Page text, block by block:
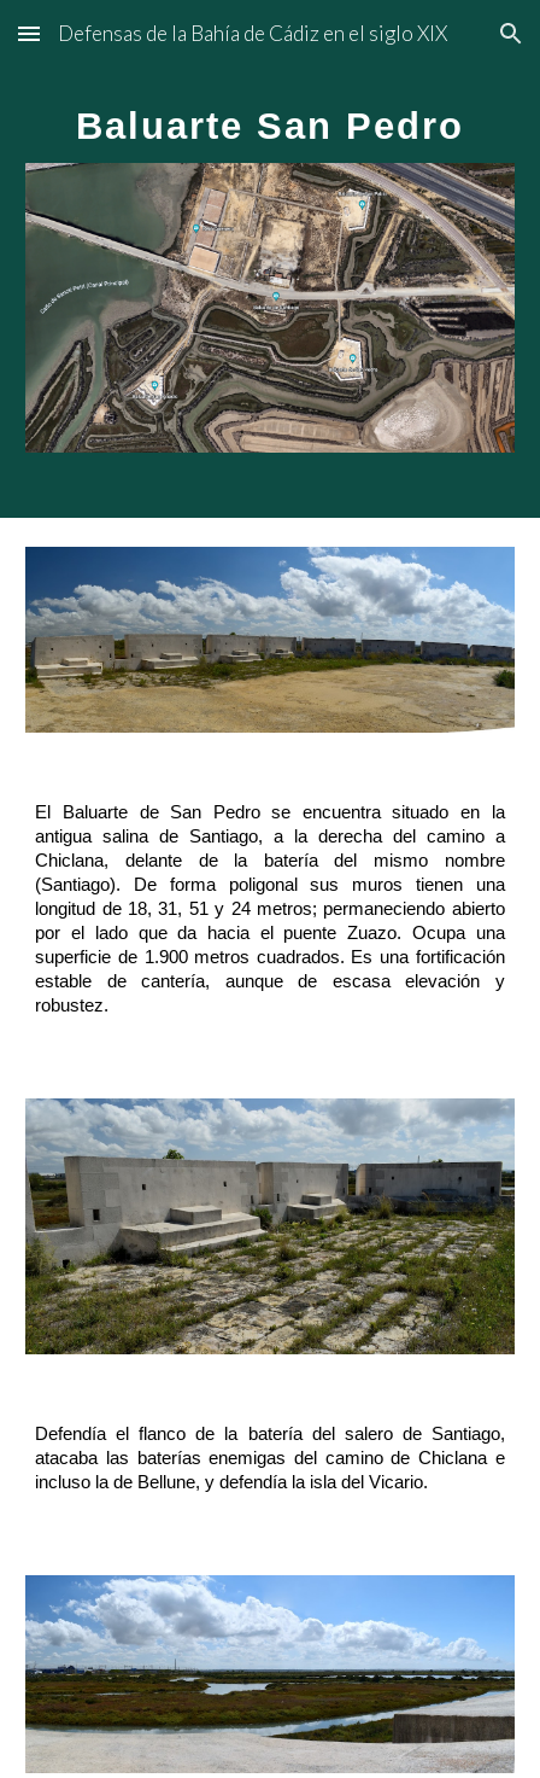
Skip to main content Skip to navigation
Defensas de la Bahía de Cádiz en el siglo XIX
Baluarte San Pedro
El Baluarte de San Pedro se encuentra situado en la
antigua salina de Santiago, a la derecha del camino a
Chiclana, delante de la batería del mismo nombre
(Santiago). De forma poligonal sus muros tienen una
longitud de 18, 31, 51 y 24 metros; permaneciendo abierto
por el lado que da hacia el puente Zuazo. Ocupa una
superficie de 1.900 metros cuadrados. Es una fortificación
estable de cantería, aunque de escasa elevación y
robustez.
Defendía el flanco de la batería del salero de Santiago,
atacaba las baterías enemigas del camino de Chiclana e
incluso la de Bellune, y defendía la isla del Vicario.